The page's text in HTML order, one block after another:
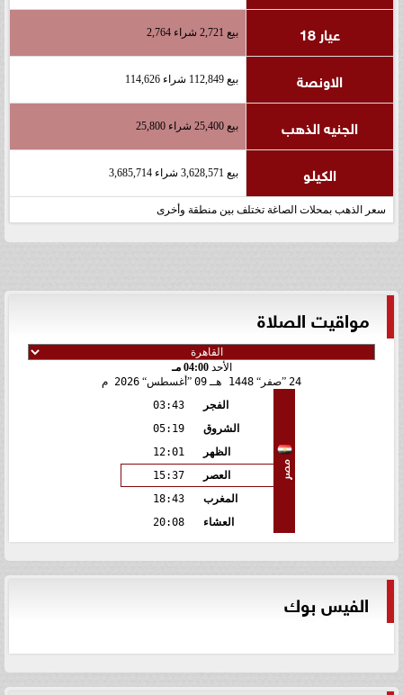
عيار 18 بيع 2,721 شراء 2,764
الاونصة بيع 112,849 شراء 114,626
الجنيه الذهب بيع 25,400 شراء 25,800
الكيلو بيع 3,628,571 شراء 3,685,714
سعر الذهب بمحلات الصاغة تختلف بين منطقة وأخرى
مواقيت الصلاة
الأحد04:00 مـ
24 صفر 1448 هـ 09 أغسطس 2026 م
مصر
الفجر
03:43
الشروق
05:19
الظهر
12:01
العصر
15:37
المغرب
18:43
العشاء
20:08
الفيس بوك